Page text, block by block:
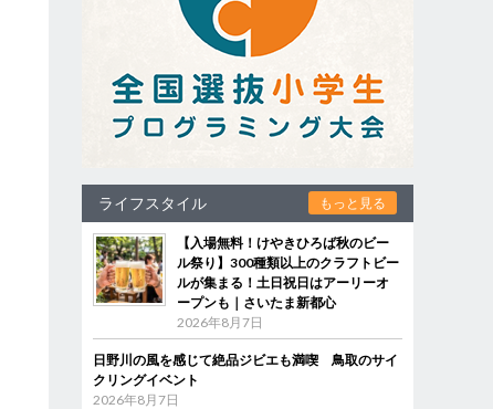
ライフスタイル もっと見る
【入場無料！けやきひろば秋のビー
ル祭り】300種類以上のクラフトビー
ルが集まる！土日祝日はアーリーオ
ープンも｜さいたま新都心
2026年8月7日
日野川の風を感じて絶品ジビエも満喫 鳥取のサイ
クリングイベント
2026年8月7日